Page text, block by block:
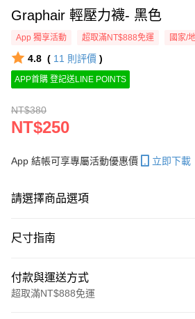
Graphair 輕壓力襪- 黑色
App 獨享活動 超取滿NT$888免運 國家/
4.8 ( 11 則評價 )
APP首購 登記送LINE POINTS
NT$380
NT$250
App 結帳可享專屬活動優惠價 立即下載
請選擇商品選項
尺寸指南
付款與運送方式
超取滿NT$888免運